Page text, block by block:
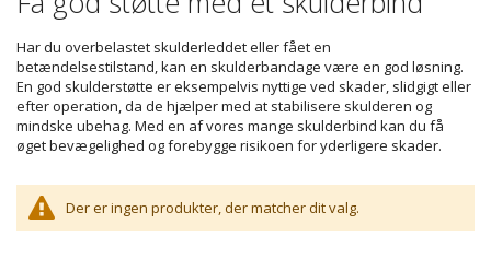
Har du overbelastet skulderleddet eller fået en
betændelsestilstand, kan en skulderbandage være en god løsning.
En god skulderstøtte er eksempelvis nyttige ved skader, slidgigt eller
efter operation, da de hjælper med at stabilisere skulderen og
mindske ubehag. Med en af vores mange skulderbind kan du få
øget bevægelighed og forebygge risikoen for yderligere skader.
Der er ingen produkter, der matcher dit valg.